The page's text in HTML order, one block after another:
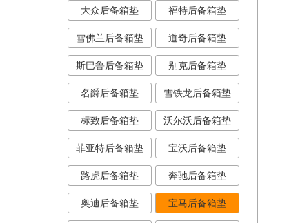
大众后备箱垫 福特后备箱垫
雪佛兰后备箱垫 道奇后备箱垫
斯巴鲁后备箱垫 别克后备箱垫
名爵后备箱垫 雪铁龙后备箱垫
标致后备箱垫 沃尔沃后备箱垫
菲亚特后备箱垫 宝沃后备箱垫
路虎后备箱垫 奔驰后备箱垫
奥迪后备箱垫 宝马后备箱垫